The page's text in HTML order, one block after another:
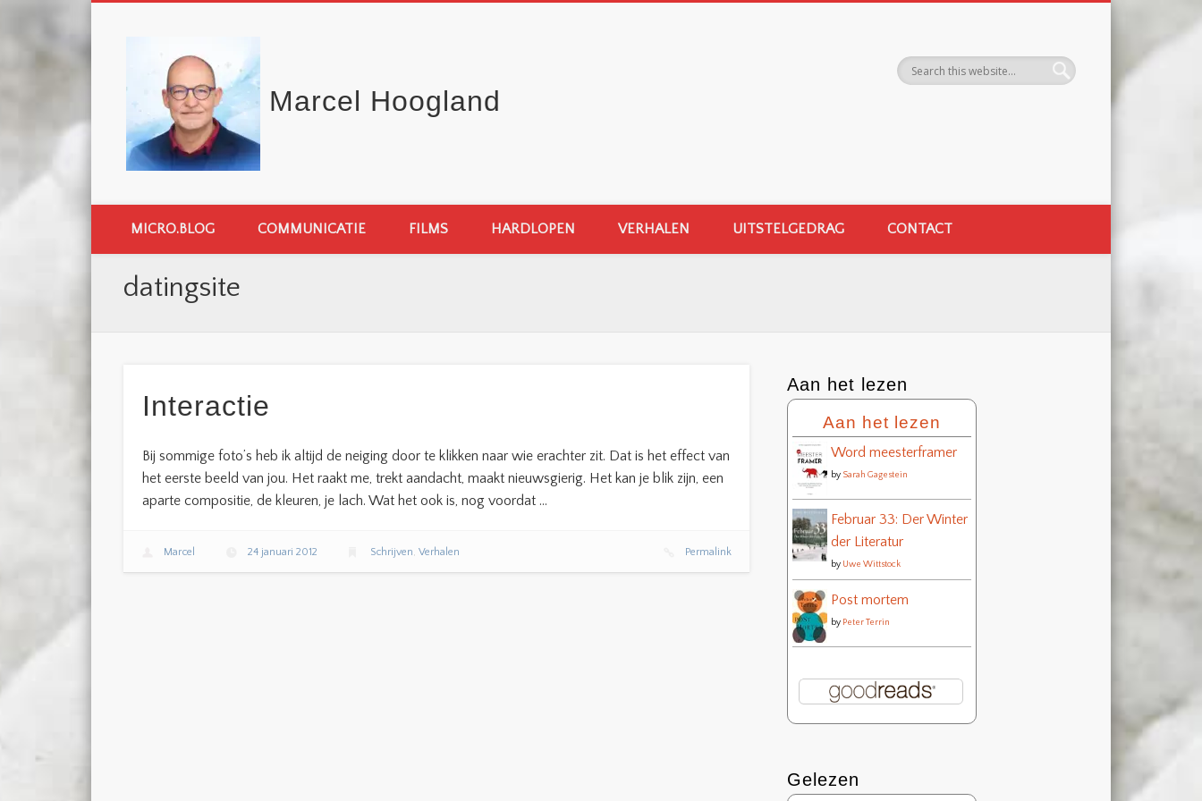
Marcel Hoogland
MICRO.BLOG COMMUNICATIE FILMS HARDLOPEN VERHALEN UITSTELGEDRAG CONTACT
datingsite
Interactie
Bij sommige foto’s heb ik altijd de neiging door te klikken naar wie erachter zit. Dat is het effect van
het eerste beeld van jou. Het raakt me, trekt aandacht, maakt nieuwsgierig. Het kan je blik zijn, een
aparte compositie, de kleuren, je lach. Wat het ook is, nog voordat …
Marcel 24 januari 2012 Schrijven Verhalen Permalink
Aan het lezen
Aan het lezen
Word meesterframer
by Sarah Gagestein
Februar 33: Der Winter
der Literatur
by Uwe Wittstock
Post mortem
by Peter Terrin
Gelezen